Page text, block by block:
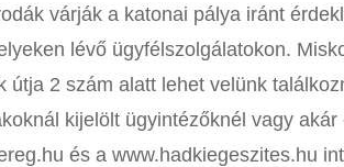
várják a katonai pálya iránt
lévő ügyfélszolgálatokon.
útja 2 szám alatt lehet velünk
kijelölt ügyintézőknél vagy akár
és a www.hadkiegeszites.hu